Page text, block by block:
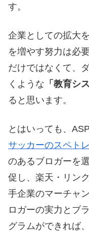
す。
企業としての拡大
を増やす努力は必
だけではなくて、
くような 「教育シ
ると思います。
とはいっても、
サッカーのスペトレ
のあるブロガーを
促し、楽天・リン
手企業のマーチャ
ロガーの実力とブ
グラムができれば